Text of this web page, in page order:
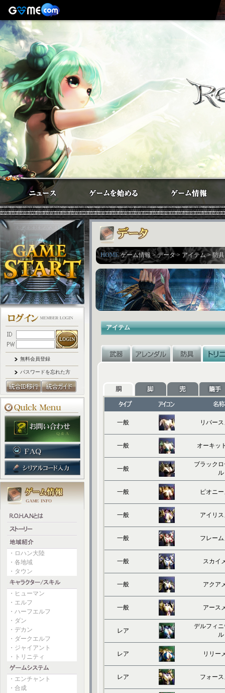
無料会員登録
パスワードを忘れた方
・ロハン大陸
・各地域
・タウン
・ヒューマン
・エルフ
・ハーフエルフ
・ダン
・デカン
・ダークエルフ
・ジャイアント
・トリニティ
・エンチャント
・合成
HOMEゲーム情報 > データ > アイテム > 防具
アイテム
一般 リバー
一般 オーキッ
一般
ブラック
ル
一般 ピオニ
一般 アイリ
一般 フレー
一般 スカイ
一般 アクア
一般 アース
レア
デルフィ
ル
レア リリー
レア フォー